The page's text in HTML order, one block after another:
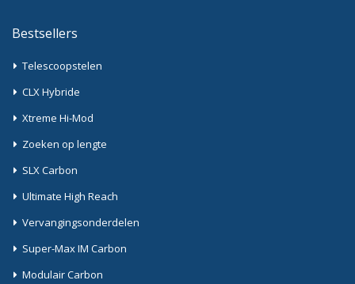
Bestsellers
Telescoopstelen
CLX Hybride
Xtreme Hi-Mod
Zoeken op lengte
SLX Carbon
Ultimate High Reach
Vervangingsonderdelen
Super-Max IM Carbon
Modulair Carbon